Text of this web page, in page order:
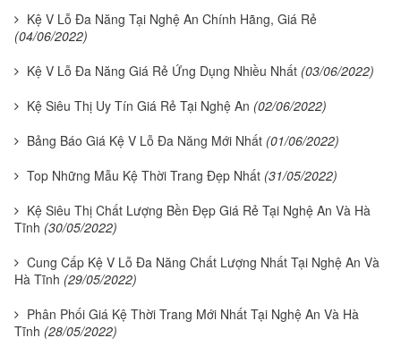
Kệ V Lỗ Đa Năng Tại Nghệ An Chính Hãng, Giá Rẻ
(04/06/2022)
Kệ V Lỗ Đa Năng Giá Rẻ Ứng Dụng Nhiều Nhất (03/06/2022)
Kệ Siêu Thị Uy Tín Giá Rẻ Tại Nghệ An (02/06/2022)
Bảng Báo Giá Kệ V Lỗ Đa Năng Mới Nhất (01/06/2022)
Top Những Mẫu Kệ Thời Trang Đẹp Nhất (31/05/2022)
Kệ Siêu Thị Chất Lượng Bền Đẹp Giá Rẻ Tại Nghệ An Và Hà
Tĩnh (30/05/2022)
Cung Cấp Kệ V Lỗ Đa Năng Chất Lượng Nhất Tại Nghệ An Và
Hà Tĩnh (29/05/2022)
Phân Phối Giá Kệ Thời Trang Mới Nhất Tại Nghệ An Và Hà
Tĩnh (28/05/2022)